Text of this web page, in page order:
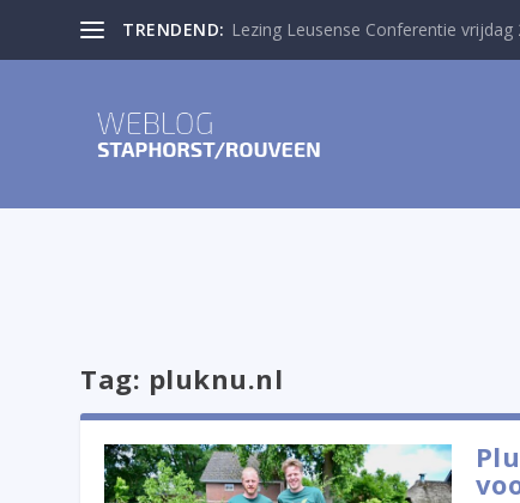
TRENDEND: Lezing Leusense Conferentie vrijdag
Tag: pluknu.nl